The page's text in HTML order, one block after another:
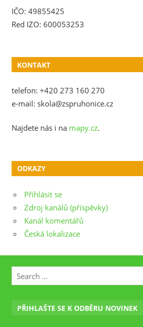
IČO: 49855425
Red IZO: 600053253
KONTAKT
telefon: +420 273 160 270
e-mail: skola@zspruhonice.cz
Najdete nás i na mapy.cz.
ODKAZY
Přihlásit se
Zdroj kanálů (příspěvky)
Kanál komentářů
Česká lokalizace
PŘIHLAŠTE SE K ODBĚRU NOVINEK